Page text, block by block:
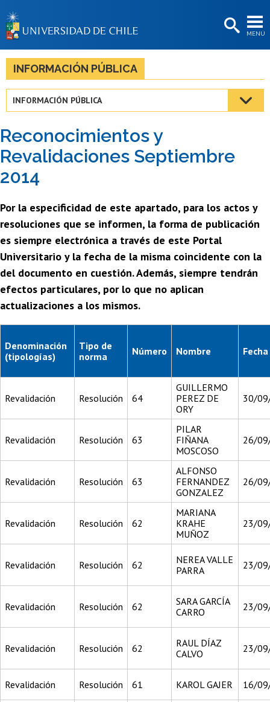
MENÚ
BIBLIOTECAS
LA UNIVERSIDAD
Estudiantes
Académicas/os
Funcionarias/os
INFORMACIÓN PÚBLICA
INFORMACIÓN PÚBLICA
Reconocimientos y
Revalidaciones Septiembre
2014
Por la especificidad de este apartado, para los actos y
resoluciones que se informen, la forma de publicación
es siempre electrónica a través de este Portal
Universitario y la fecha de la misma coincidente con la
del documento en cuestión. Además, siempre tendrán
efectos particulares, por lo que no aplican
actualizaciones a los mismos.
Denominación
(tipologías)
Tipo de
norma
Número Nombre Fecha
Revalidación Resolución 64
GUILLERMO
PEREZ DE
ORY
30/
Revalidación Resolución 63
PILAR
FIÑANA
MOSCOSO
26/
Revalidación Resolución 63
ALFONSO
FERNANDEZ
GONZALEZ
26/
Revalidación Resolución 62
MARIANA
KRAHE
MUÑOZ
23/
Revalidación Resolución 62
NEREA VALLE
PARRA
23/
Revalidación Resolución 62
SARA GARCÍA
CARRO
23/
Revalidación Resolución 62
RAUL DÍAZ
CALVO
23/
Revalidación Resolución 61 KAROL GAJER 16/